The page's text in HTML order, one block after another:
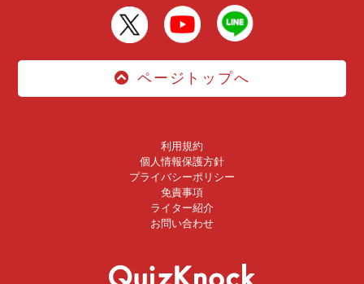
ページトップへ
利用規約
個人情報保護方針
プライバシーポリシー
免責事項
ライター紹介
お問い合わせ